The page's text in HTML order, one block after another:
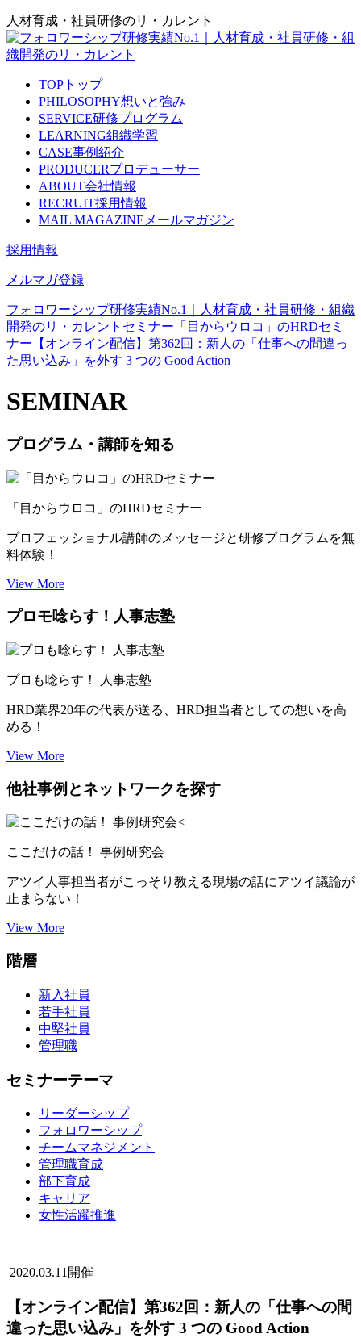
人材育成・社員研修のリ・カレント
TOP トップ
PHILOSOPHY想いと強み
SERVICE研修プログラム
LEARNING組織学習
CASE事例紹介
PRODUCERプロデューサー
ABOUT会社情報
RECRUIT採用情報
MAIL MAGAZINE メールマガジン
採用情報
メルマガ登録
フォロワーシップ研修実績No.1｜人材育成・社員研修・組織
開発のリ・カレント セミナー 「目からウロコ」のHRDセミ
ナー 【オンライン配信】第362回：新人の「仕事への間違っ
た思い込み」を外す 3 つの Good Action
SEMINAR
プログラム・講師を知る
「目からウロコ」のHRDセミナー
プロフェッショナル講師のメッセージと研修プログラムを無
料体験！
View More
プロモ唸らす！人事志塾
プロも唸らす！ 人事志塾
HRD業界20年の代表が送る、HRD担当者としての想いを高
める！
View More
他社事例とネットワークを探す
ここだけの話！ 事例研究会
アツイ人事担当者がこっそり教える現場の話にアツイ議論が
止まらない！
View More
階層
新入社員
若手社員
中堅社員
管理職
セミナーテーマ
リーダーシップ
フォロワーシップ
チームマネジメント
管理職育成
部下育成
キャリア
女性活躍推進
2020.03.11開催
【オンライン配信】第362回：新人の「仕事への間
違った思い込み」を外す 3 つの Good Action